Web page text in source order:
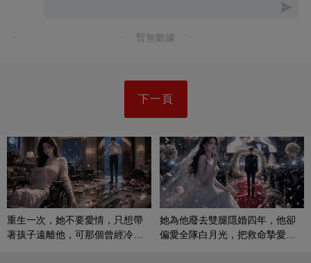
暫無數據
下一頁
重生一次，她不要愛情，只想帶
著孩子遠離他，可那個曾經冷漠
她為他廢去雙腿隱婚四年，他卻
偏愛全隊白月光，把救命摯愛當